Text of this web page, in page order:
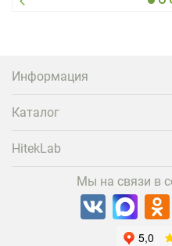
Информация
Каталог
HitekLab
Мы на связи в